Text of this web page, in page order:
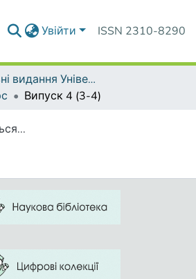
Увійти ISSN 2310-8290
Серіальні видання Університету
Випуск 4 (3-4)